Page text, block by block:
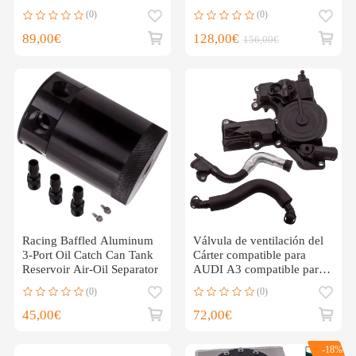
Compatible para AC
(0)
89,00€
(0)
128,00€ 156,00€
Racing Baffled Aluminum
3-Port Oil Catch Can Tank
Reservoir Air-Oil Separator
(0)
45,00€
Válvula de ventilación del
Cárter compatible para
AUDI A3 compatible para
TFSI TSI FSI
(0)
72,00€
-18%